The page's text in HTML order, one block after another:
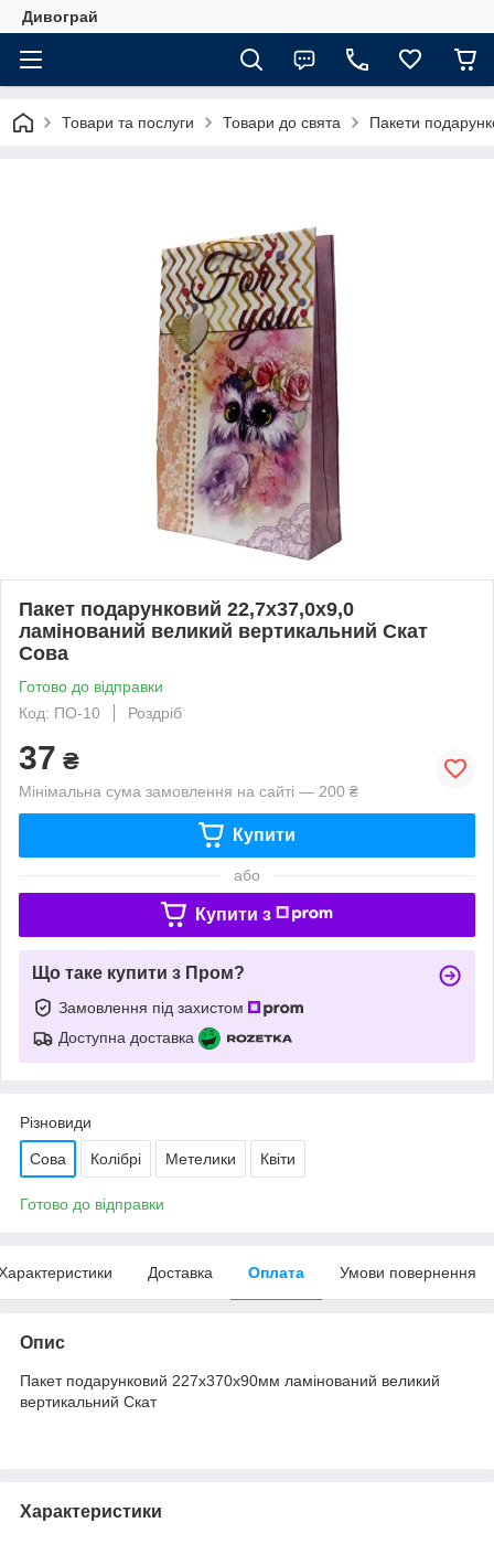
Дивограй
Товари та послуги Товари до свята Пакети
Пакет подарунковий 22,7х37,0х9,0
ламінований великий вертикальний Скат
Сова
Готово до відправки
Код: ПО-10
Роздріб
37 ₴
Мінімальна сума замовлення на сайті — 200 ₴
Купити
або
Купити з
Що таке купити з Пром?
Замовлення під захистом
Доступна доставка
Різновиди
Сова Колібрі Метелики Квіти
Готово до відправки
Доставка Оплата Умови повернення
Опис
Пакет подарунковий 227х370х90мм ламінований великий
вертикальний Скат
Характеристики